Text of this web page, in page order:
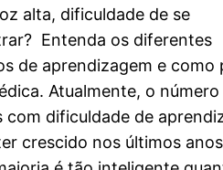
alta, dificuldade de se
Entenda os diferentes
de aprendizagem e como
Atualmente, o número
com dificuldade de
crescido nos últimos